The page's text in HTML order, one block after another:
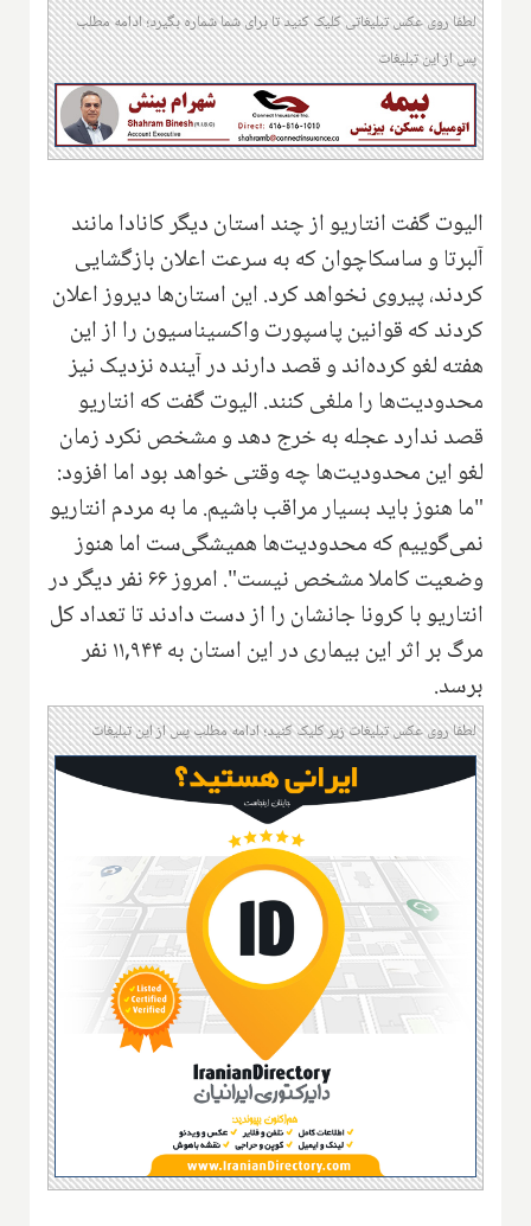
لطفا روی عکس تبلیغاتی کلیک کنید تا برای شما شماره بگیرد؛ ادامه مطلب
پس از این تبلیغات
الیوت گفت انتاریو از چند استان دیگر کانادا مانند
آلبرتا و ساسکاچوان که به سرعت اعلان بازگشایی
کردند، پیروی نخواهد کرد. این استان‌ها دیروز اعلان
کردند که قوانین پاسپورت واکسیناسیون را از این
هفته لغو کرده‌اند و قصد دارند در آینده نزدیک نیز
محدودیت‌ها را ملغی کنند. الیوت گفت که انتاریو
قصد ندارد عجله به خرج دهد و مشخص نکرد زمان
لغو این محدودیت‌ها چه وقتی خواهد بود اما افزود:
"ما هنوز باید بسیار مراقب باشیم. ما به مردم انتاریو
نمی‌گوییم که محدودیت‌ها همیشگی‌ست اما هنوز
وضعیت کاملا مشخص نیست". امروز ۶۶ نفر دیگر در
انتاریو با کرونا جانشان را از دست دادند تا تعداد کل
مرگ بر اثر این بیماری در این استان به ۱۱,۹۴۴ نفر
برسد.
لطفا روی عکس تبلیغات زیر کلیک کنید؛ ادامه مطلب پس از این تبلیغات